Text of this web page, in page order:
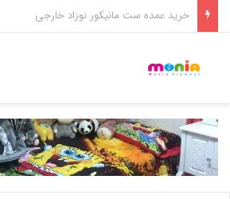
خرید شامپو سر و بدن 500 میل کودک موستلا